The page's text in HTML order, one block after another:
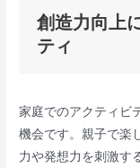
創造力向上
ティ
家庭でのアクティビ
機会です。親子で楽
力や発想力を刺激す